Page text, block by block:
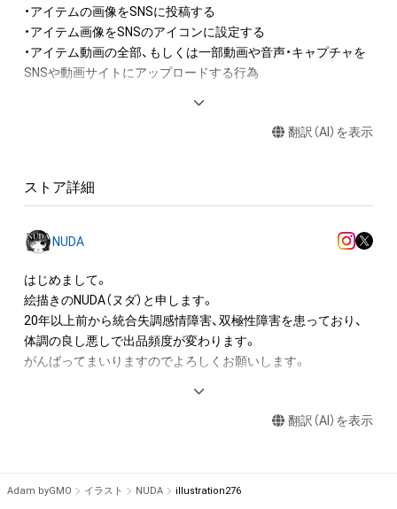
・アイテムの画像をSNSに投稿する
・アイテム画像をSNSのアイコンに設定する
・アイテム動画の全部、もしくは一部動画や音声・キャプチャを
SNSや動画サイトにアップロードする行為
・アイテムの画像を使用してメッセージカードを制作し友達に
する
よび無料配布をする
・アイテム画像を使用した二次創作物（ご自身で描いたイラスト
など）を作成する
アイテムに関する注意事項
・本アイテムに関する創作物(画像および映像、音楽、商標または
ロゴ等を含みますがこれらに限られません。)にかかる知的財産
産権(それらの権利を取得し、又はそれらの権利につき登録等を
出願する権利を含みます。)を意味します。)は、本アイテムの著
知的財産権を有することを意味しません。
翻訳（AI）を表示
ストア詳細
NUDA
はじめまして。
絵描きのNUDA（ヌダ）と申します。
20年以上前から統合失調感情障害、双極性障害を患っており、
体調の良し悪しで出品頻度が変わります。
がんばってまいりますのでよろしくお願いします。
その後フリーランスにて、イラスト制作やグラフィックデザイ
翻訳（AI）を表示
Adam byGMO イラスト NUDA illustration276